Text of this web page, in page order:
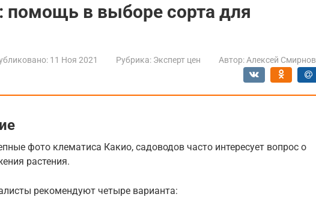
помощь в выборе сорта для
11 Ноя 2021 Рубрика: Эксперт цен Автор: Алексей Смирнов
фото клематиса Какио, садоводов часто интересует вопрос о
растения.
рекомендуют четыре варианта: